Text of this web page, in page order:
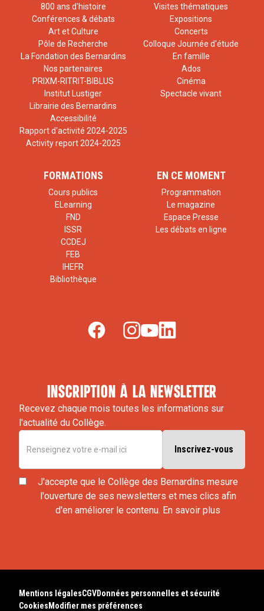
800 ans d'histoire
Conférences & débats
Art et Culture
Pôle de Recherche
La Fondation des Bernardins
Nos partenaires
PRIXM-RITRIT-BIBLUS
Institut Lustiger
Librairie des Bernardins
Accessibilité
Rapport d'activité 2024-2025
Activity report 2024-2025
Visites thématiques
Expositions
Concerts
Colloque Journée d'étude
En famille
Ados
Cinéma
Spectacle vivant
FORMATIONS
Cours publics
ELearning
FND
ISSR
CCDEJ
FEB
IHEFR
Bibliothèque
EN CE MOMENT
Programmation
Le magazine
Espace Presse
Les débats en ligne
inscription à la newsletter
Recevez chaque mois toutes les informations sur
l'actualité du Collège.
J'accepte que le Collège des Bernardins mesure
l'ouverture de ses newsletters et mes clics afin
d'en améliorer le contenu. En savoir plus
Mentions légalesCGVDonnées personnelles et sécurité
Cookies Modifier mes préférences